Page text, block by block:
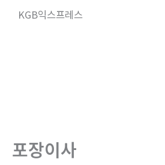
KGB익스프레스
포장이사